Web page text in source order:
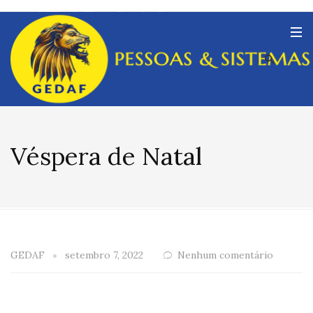
Véspera de Natal
GEDAF setembro 7, 2022 Nenhum comentário